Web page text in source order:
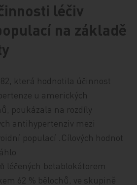
léčiv
na základě
která hodnotila úč innost
u amerických
poukázala na rozdíly
antihypertenziv mezi
populací . Cílových hodnot
ů léč ených betablokátorem
62 % bělochů, ve skupině